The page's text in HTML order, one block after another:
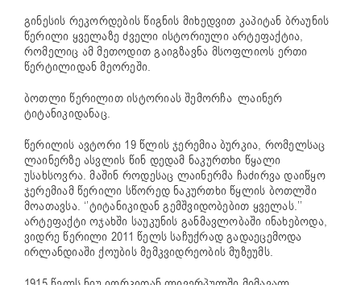
გინესის რეკორდების წიგნის მიხედვით კაპიტან ბრაუნის
წერილი ყველაზე ძველი ისტორიული არტეფაქტია,
რომელიც ამ მეთოდით გაიგზავნა მსოფლიოს ერთი
წერტილიდან მეორეში.
ბოთლი წერილით ისტორიას შემორჩა ლაინერ
ტიტანიკიდანაც.
წერილის ავტორი 19 წლის ჯერემია ბურკია, რომელსაც
ლაინერზე ასვლის წინ დედამ ნაკურთხი წყალი
უსახსოვრა. მაშინ როდესაც ლაინერმა ჩაძირვა დაიწყო
ჯერემიამ წერილი სწორედ ნაკურთხი წყლის ბოთლში
მოათავსა. ‘’ტიტანიკიდან გემშვიდობებით ყველას.’’
არტეფაქტი ოჯახში საუკუნის განმავლობაში ინახებოდა,
ვიდრე წერილი 2011 წელს საჩუქრად გადაეცემოდა
ირლანდიაში ქოუბის მემკვიდრეობის მუზეუმს.